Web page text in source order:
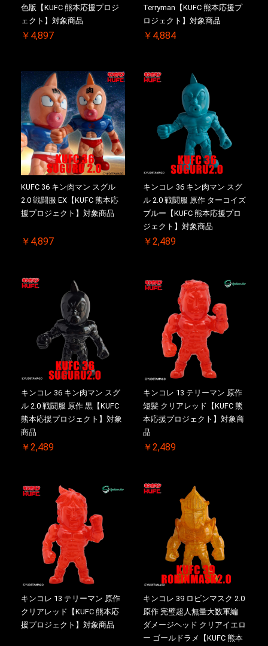
色版【KUFC 熊本応援プロジ
ェクト】対象商品
￥4,897
Terryman【KUFC 熊本応援プ
ロジェクト】対象商品
￥4,884
KUFC 36 キン肉マン スグル
2.0 戦闘服 EX【KUFC 熊本応
援プロジェクト】対象商品
￥4,897
キンコレ 36 キン肉マン スグ
ル 2.0 戦闘服 原作 ターコイズ
ブルー【KUFC 熊本応援プロ
ジェクト】対象商品
￥2,489
キンコレ 36 キン肉マン スグ
ル 2.0 戦闘服 原作 黒【KUFC
熊本応援プロジェクト】対象
商品
￥2,489
キンコレ 13 テリーマン 原作
短髪 クリアレッド【KUFC 熊
本応援プロジェクト】対象商
品
￥2,489
キンコレ 13 テリーマン 原作
クリアレッド【KUFC 熊本応
援プロジェクト】対象商品
キンコレ 39 ロビンマスク 2.0
原作 完璧超人無量大数軍編
ダメージヘッド クリアイエロ
ー ゴールドラメ【KUFC 熊本